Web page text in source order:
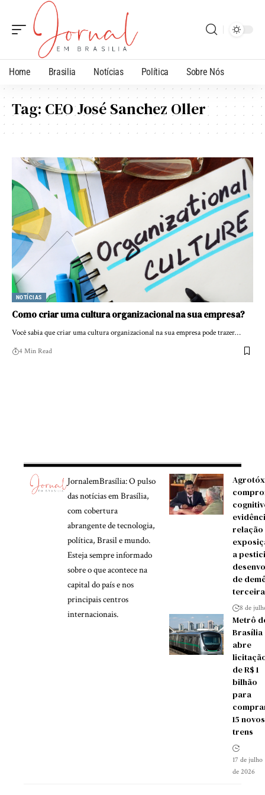
Home Brasilia Notícias Política Sobre Nós
Tag: CEO José Sanchez Oller
NOTÍCIAS
Como criar uma cultura organizacional na sua empresa?
Você sabia que criar uma cultura organizacional na sua empresa pode trazer…
4 Min Read
JornalemBrasília: O pulso
das notícias em Brasília,
com cobertura
abrangente de tecnologia,
política, Brasil e mundo.
Esteja sempre informado
sobre o que acontece na
capital do país e nos
principais centros
internacionais.
a
de
8 de
Metrô
Brasília
abre
de R$ 1
bilhão
para
15 novos
trens
17 de julho
de 2026